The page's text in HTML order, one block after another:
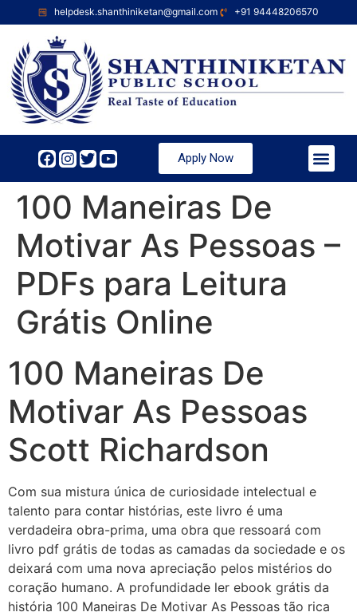
helpdesk.shanthiniketan@gmail.com +91 94448206570
Apply Now
100 Maneiras De
Motivar As Pessoas –
PDFs para Leitura
Grátis Online
100 Maneiras De
Motivar As Pessoas
Scott Richardson
Com sua mistura única de curiosidade intelectual e
talento para contar histórias, este livro é uma
verdadeira obra-prima, uma obra que ressoará com
livro pdf grátis de todas as camadas da sociedade e os
deixará com uma nova apreciação pelos mistérios do
coração humano. A profundidade ler ebook grátis da
história 100 Maneiras De Motivar As Pessoas tão rica